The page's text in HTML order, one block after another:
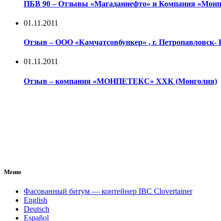
ПБВ 90 – Отзывы «Магаданнефто» и Компания
01.11.2011
Отзыв – ООО «Камчатсовбункер» , г. Петропавловск-
01.11.2011
Отзыв – компания «МОНПЕТЕКС» ХХК (Монголия)
Меню
Фасованный битум — контейнер IBC Clovertainer
English
Deutsch
Español